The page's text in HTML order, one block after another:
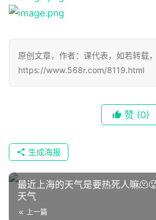
📖
墨
语
原创文章，作者：课代表，如若转载
https://www.568r.com/8119.html
赞 (0)
生成海报
最近上海的天气是要热死人嘛🫠🥵
天气
上一篇